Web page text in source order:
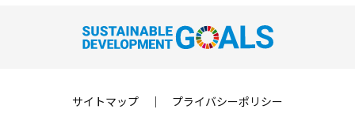
サイトマップ ｜ プライバシーポリシー